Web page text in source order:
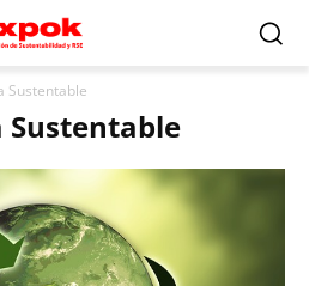
Sustentable
Sustentable